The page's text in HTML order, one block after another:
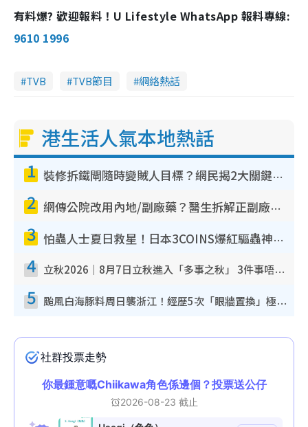
有料爆? 歡迎報料！U Lifestyle WhatsApp 報料專線:
9610 1996
TVB TVB節目 網絡熱話
港生活人氣本地熱話
1 裝修拆鐵閘隨時變賊人目標？網民揭2大關鍵用途：裝新式等於白裝？附新舊鐵閘分別
2 網傳公院改用內地/副廠藥？醫生拆解正副廠分別 揭4類人換藥隨時出事
3 怕蟲人士夏日救星！日本3COINS爆紅驅蟲神器$45起 1招「全程免觸碰」輕鬆搞定小強
4 立秋2026｜8月7日立秋進入「多事之秋」 3件事唔做得！專家教6招開運 清枱頭／銀包納氣接好運
5 颱風白海豚料周日襲浙江！經歷5次「眼牆置換」極罕見 成登陸內地最長途颱風